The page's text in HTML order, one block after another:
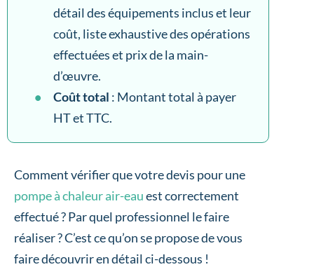
détail des équipements inclus et leur
coût, liste exhaustive des opérations
effectuées et prix de la main-
d’œuvre.
Coût total : Montant total à payer
HT et TTC.
Comment vérifier que votre devis pour une
pompe à chaleur air-eauest correctement
effectué ? Par quel professionnel le faire
réaliser ? C’est ce qu’on se propose de vous
faire découvrir en détail ci-dessous !